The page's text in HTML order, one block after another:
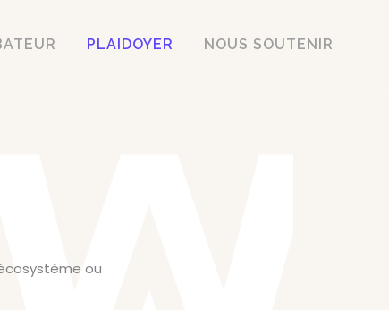
PLAIDOYER NOUS SOUTENIR
ou